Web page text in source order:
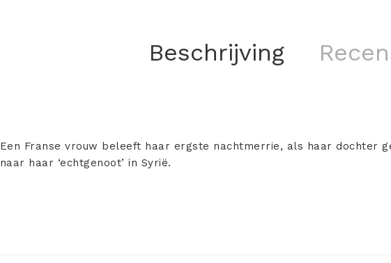
Beschrijving
Een Franse vrouw beleeft haar ergste nachtmerrie, als haar dochter
naar haar ‘echtgenoot’ in Syrië.